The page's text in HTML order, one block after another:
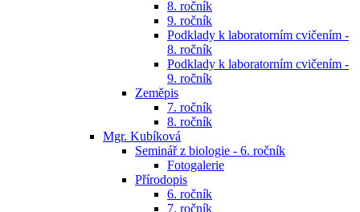
8. ročník
9. ročník
Podklady k laboratorním cvičením -
8. ročník
Podklady k laboratorním cvičením -
9. ročník
Zeměpis
7. ročník
8. ročník
Mgr. Kubíková
Seminář z biologie - 6. ročník
Fotogalerie
Přírodopis
6. ročník
7. ročník